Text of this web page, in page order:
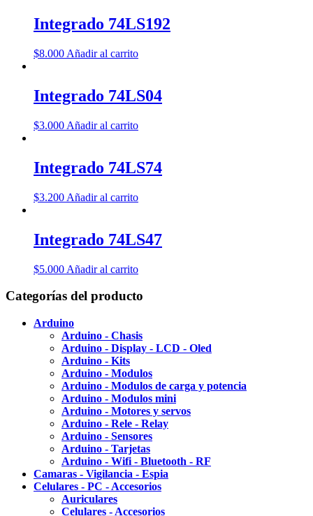
Integrado 74LS192
$8.000 Añadir al carrito
Integrado 74LS04
$3.000 Añadir al carrito
Integrado 74LS74
$3.200 Añadir al carrito
Integrado 74LS47
$5.000 Añadir al carrito
Categorías del producto
Arduino
Arduino - Chasis
Arduino - Display - LCD - Oled
Arduino - Kits
Arduino - Modulos
Arduino - Modulos de carga y potencia
Arduino - Modulos mini
Arduino - Motores y servos
Arduino - Rele - Relay
Arduino - Sensores
Arduino - Tarjetas
Arduino - Wifi - Bluetooth - RF
Camaras - Vigilancia - Espia
Celulares - PC - Accesorios
Auriculares
Celulares - Accesorios